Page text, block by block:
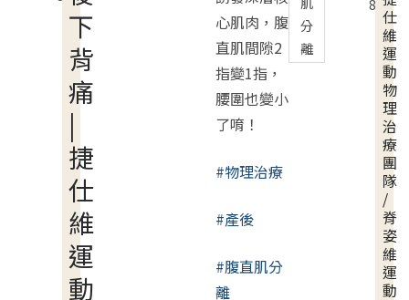
下
背
痛
|
捷
仕
維
運
動
心肌肉，腹
直肌間隙2
指變1指，
腰圍也變小
了唷！
#物理治療
#產後
#腹直肌分
離
分
離
8
仕
維
運
動
物
理
治
療
團
隊
/
脊
姿
維
運
動